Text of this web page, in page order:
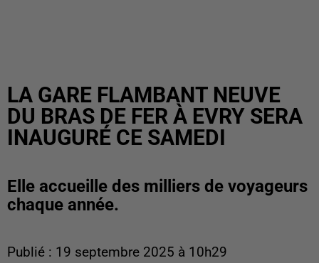
LA GARE FLAMBANT NEUVE
DU BRAS DE FER À EVRY SERA
INAUGURÉ CE SAMEDI
Elle accueille des milliers de voyageurs
chaque année.
Publié : 19 septembre 2025 à 10h29